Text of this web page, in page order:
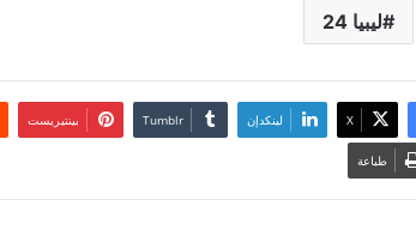
ليبيا 24
‫X لينكدإن بينتيريست
طباعة